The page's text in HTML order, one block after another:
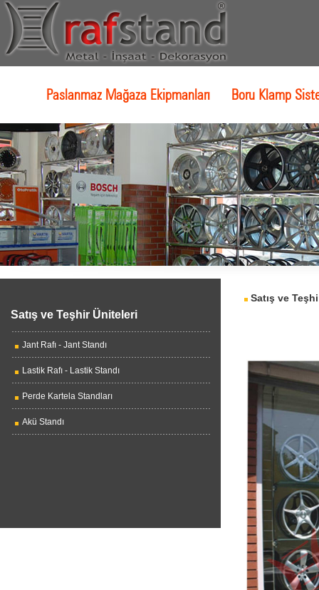
Paslanmaz Mağaza Ekipmanları Boru Klamp
Satış ve Teşhir Üniteleri
Jant Rafı - Jant Standı
Lastik Rafı - Lastik Standı
Perde Kartela Standları
Akü Standı
Satış ve